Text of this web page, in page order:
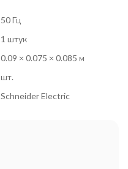
50 Гц
1 штук
0.09 × 0.075 × 0.085 м
шт.
Schneider Electric